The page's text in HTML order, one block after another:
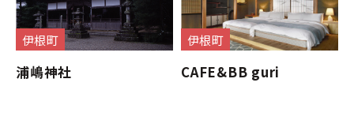
伊根町
浦嶋神社
伊根町
CAFE&BB guri